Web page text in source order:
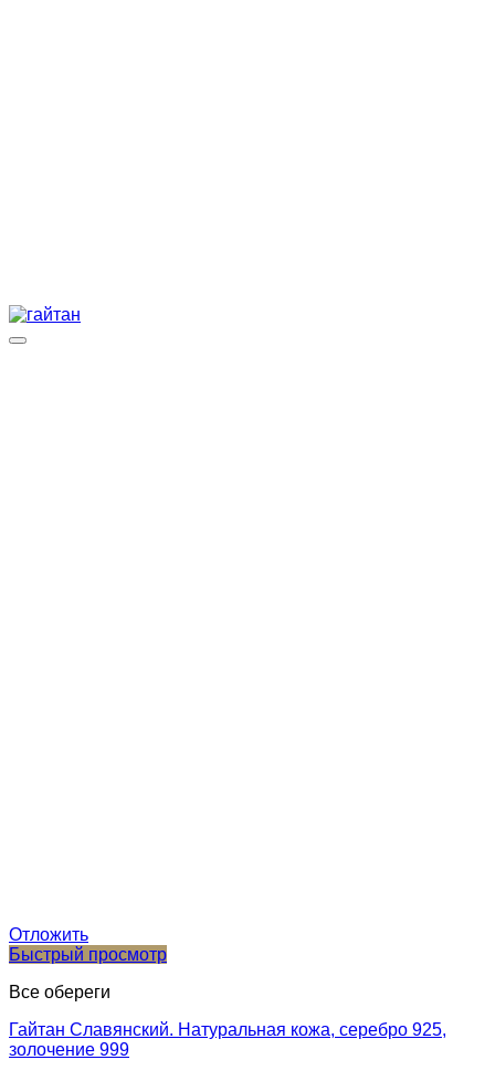
Отложить
Быстрый просмотр
Все обереги
Гайтан Славянский. Натуральная кожа, серебро 925,
золочение 999